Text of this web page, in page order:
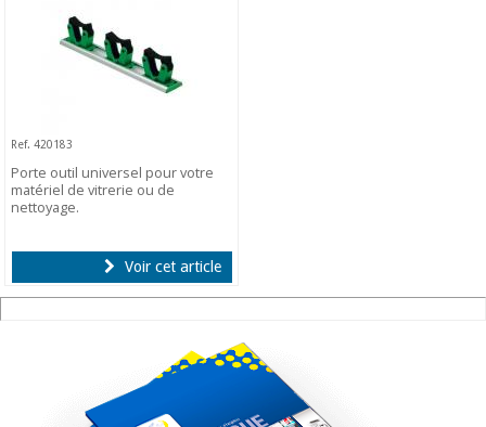
Ref. 420183
Porte outil universel pour votre
matériel de vitrerie ou de
nettoyage.
Voir cet article